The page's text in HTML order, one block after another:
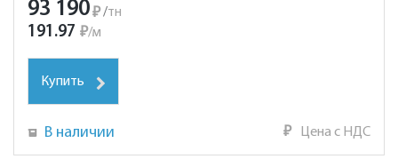
93 190₽ /тн
191.97 ₽/м
Купить
В наличии ₽ Цена с НДС